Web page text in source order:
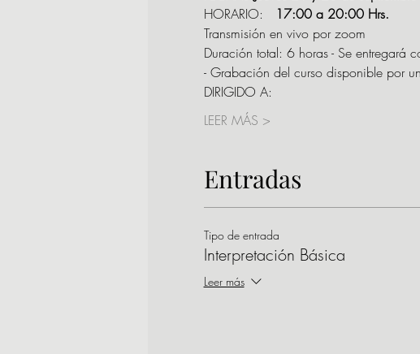
HORARIO:
17:00 a 20:00 Hrs.
Transmisión en vivo por zoom
Duración total: 6 horas - Se entregará
- Grabación del curso disponible por
DIRIGIDO A:
LEER MÁS >
Entradas
Tipo de entrada
Interpretación Básica
Leer más